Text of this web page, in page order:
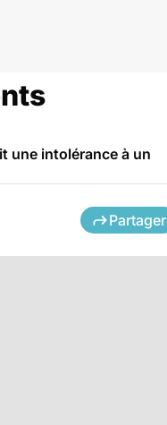
une intolérance à un
Partager